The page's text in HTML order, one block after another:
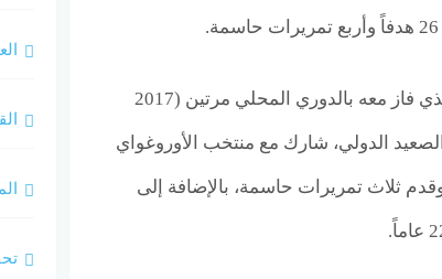
كما سبق له تمثيل بينارول الأوروغوياني، الذي فاز معه بالدوري المحلي مرتين (2017
الصعيد الدولي، شارك مع منتخب الأوروغواي
مباراة، سجل خلالها 13 هدفاً وقدم ثلاث تمريرات حاسمة، بالإضافة إلى